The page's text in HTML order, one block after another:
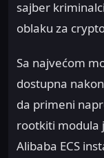
sajber
oblaku za
Sa najvećom
dostupna
da primeni
rootkiti modula
Alibaba ECS